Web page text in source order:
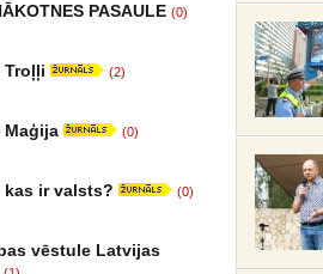
PASAULE (0)
Troļļi (2)
(0)
ir valsts? (0)
vēstule Latvijas